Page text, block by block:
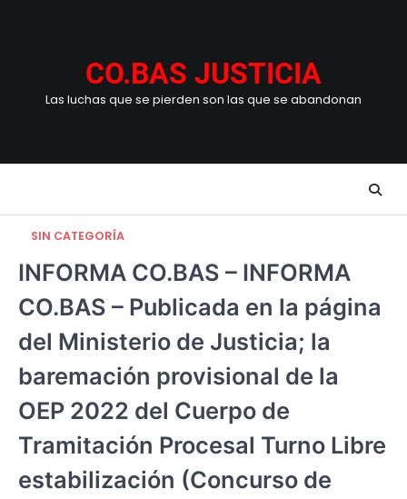
CO.BAS JUSTICIA
Las luchas que se pierden son las que se abandonan
SIN CATEGORÍA
INFORMA CO.BAS – INFORMA
CO.BAS – Publicada en la página
del Ministerio de Justicia; la
baremación provisional de la
OEP 2022 del Cuerpo de
Tramitación Procesal Turno Libre
estabilización (Concurso de